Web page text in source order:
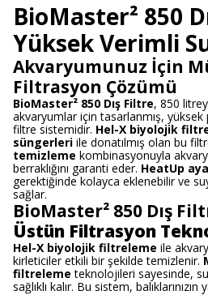
BioMaster² 850
Yüksek Verimli
Akvaryumunuz İçin
Filtrasyon Çözümü
BioMaster² 850 Dış Filtre, 850
akvaryumlar için tasarlanmış,
filtre sistemidir. Hel-X biyolojik
süngerleri ile donatılmış olan bu
temizleme kombinasyonuyla
berraklığını garanti eder. HeatUp
gerektiğinde kolayca eklenebilir ve
sağlar.
BioMaster² 850 Dış
Üstün Filtrasyon
Hel-X biyolojik filtreleme ile
kirleticiler etkili bir şekilde temizlenir.
filtreleme teknolojileri sayesinde,
sağlıklı kalır. Bu sistem,